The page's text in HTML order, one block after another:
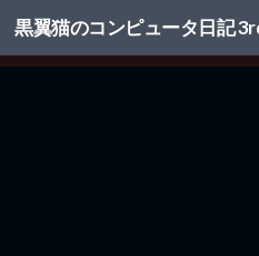
コンテンツへスキップ
黒翼猫のコンピュータ日記